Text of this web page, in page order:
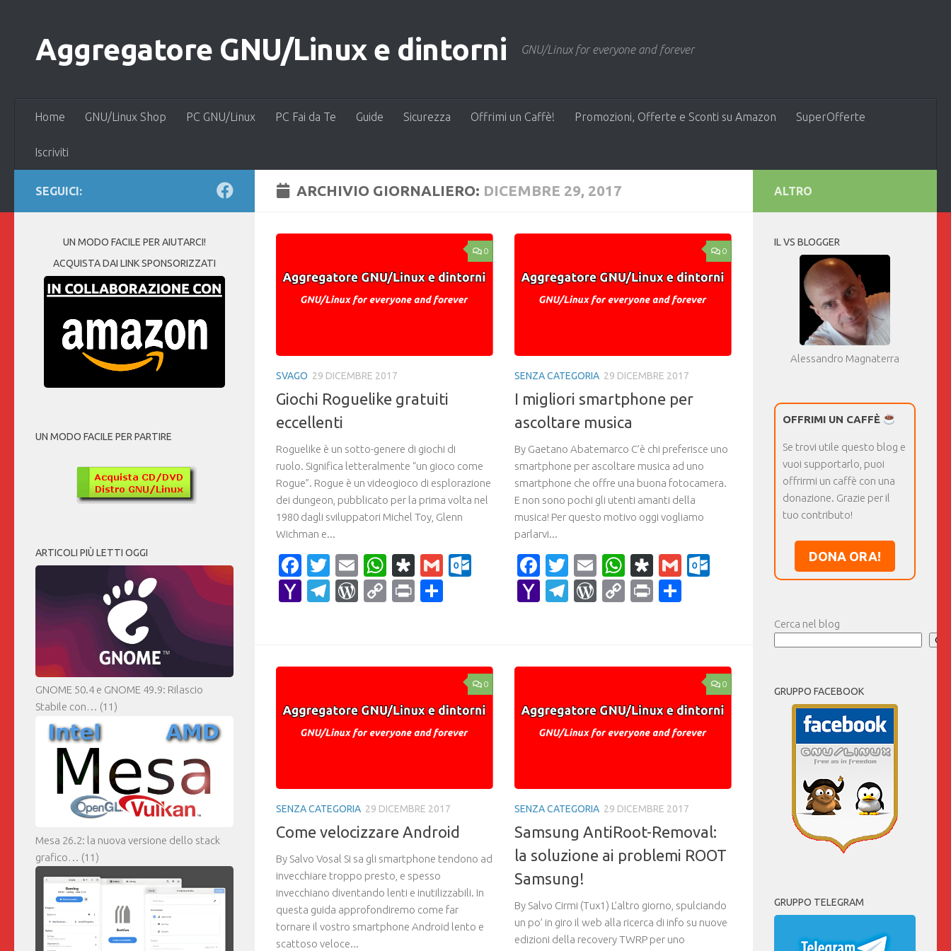
Aggregatore GNU/Linux e dintorni GNU/Linux for everyone and forever
Home GNU/Linux Shop PC GNU/Linux PC Fai da Te Guide Sicurezza Offrimi un Caffè! Promozioni, Offerte e Sconti su Amazon SuperOfferte
Iscriviti
ARCHIVIO GIORNALIERO: DICEMBRE 29, 2017
0
SVAGO 29 DICEMBRE 2017
Giochi Roguelike gratuiti
eccellenti
Roguelike è un sotto-genere di giochi di
ruolo. Significa letteralmente “un gioco come
Rogue”. Rogue è un videogioco di esplorazione
dei dungeon, pubblicato per la prima volta nel
1980 dagli sviluppatori Michel Toy, Glenn
Wichman e...
Facebook
Twitter
EmailWhatsApp
Diaspora
GmailOutlook.com
YahooTelegram
WordPress
CopyPrintCondividi
0
SENZA CATEGORIA 29 DICEMBRE 2017
I migliori smartphone per
ascoltare musica
By Gaetano Abatemarco C’è chi preferisce uno
smartphone per ascoltare musica ad uno
smartphone che offre una buona fotocamera.
E non sono pochi gli utenti amanti della
musica! Per questo motivo oggi vogliamo
parlarvi...
Facebook
Twitter
EmailWhatsApp
Diaspora
GmailOutlook.com
YahooTelegram
WordPress
CopyPrint
0
SENZA CATEGORIA 29 DICEMBRE 2017
Come velocizzare Android
By Salvo Vosal Si sa gli smartphone tendono ad
invecchiare troppo presto, e spesso
invecchiano diventando lenti e inutilizzabili. In
questa guida approfondiremo come far
tornare il vostro smartphone Android lento e
scattoso veloce...
0
SENZA CATEGORIA 29 DICEMBRE 2017
Samsung AntiRoot-Removal:
la soluzione ai problemi ROOT
Samsung!
By Salvo Cirmi (Tux1) L’altro giorno, spulciando
un po’ in giro il web alla ricerca di info su nuove
edizioni della recovery TWRP per uno
SEGUICI:
UN MODO FACILE PER AIUTARCI!
ACQUISTA DAI LINK SPONSORIZZATI
UN MODO FACILE PER PARTIRE
ARTICOLI PIÙ LETTI OGGI
GNOME 50.4 e GNOME 49.9: Rilascio
Stabile con… (11)
Mesa 26.2: la nuova versione dello stack
grafico… (11)
ALTRO
IL VS BLOGGER
Alessandro Magnaterra
OFFRIMI UN CAFFÈ
Se trovi utile questo blog e
vuoi supportarlo, puoi
offrirmi un caffè con una
donazione. Grazie per il
tuo contributo!
DONA ORA!
Cerca nel blog
GRUPPO FACEBOOK
GRUPPO TELEGRAM